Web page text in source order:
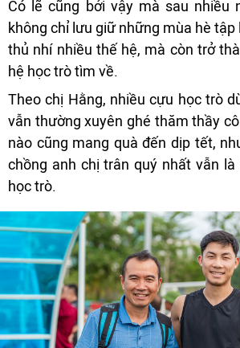
Có lẽ cũng bởi vậy mà sau nhiều
không chỉ lưu giữ những mùa hè tập
thủ nhí nhiều thế hệ, mà còn trở
hệ học trò tìm về.
Theo chị Hằng, nhiều cựu học trò
vẫn thường xuyên ghé thăm thầy
nào cũng mang quà đến dịp tết,
chồng anh chị trân quý nhất vẫn
học trò.